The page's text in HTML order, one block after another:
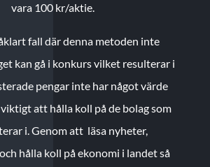
vara 100 kr/aktie.
fall där denna metoden inte
kan gå i konkurs vilket resulterar i
pengar inte har något värde
att hålla koll på de bolag som
i. Genom att läsa nyheter,
hålla koll på ekonomi i landet så